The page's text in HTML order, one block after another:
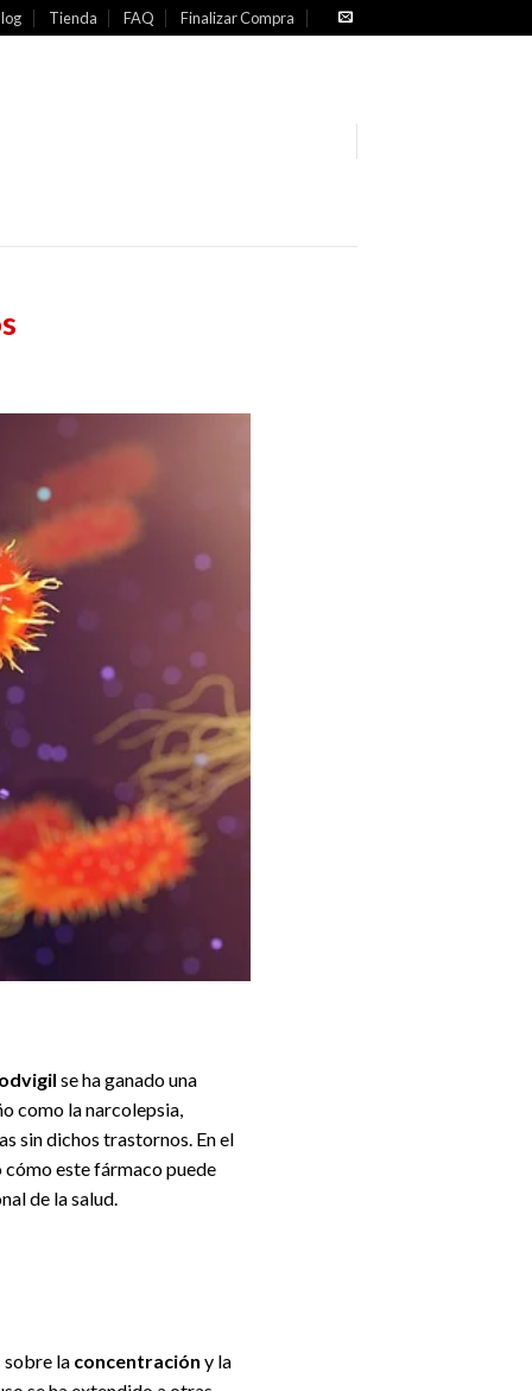
Tienda FAQ Finalizar Compra
se ha ganado una
como la narcolepsia,
sin dichos trastornos. En el
cómo este fármaco puede
de la salud.
sobre la concentración y la